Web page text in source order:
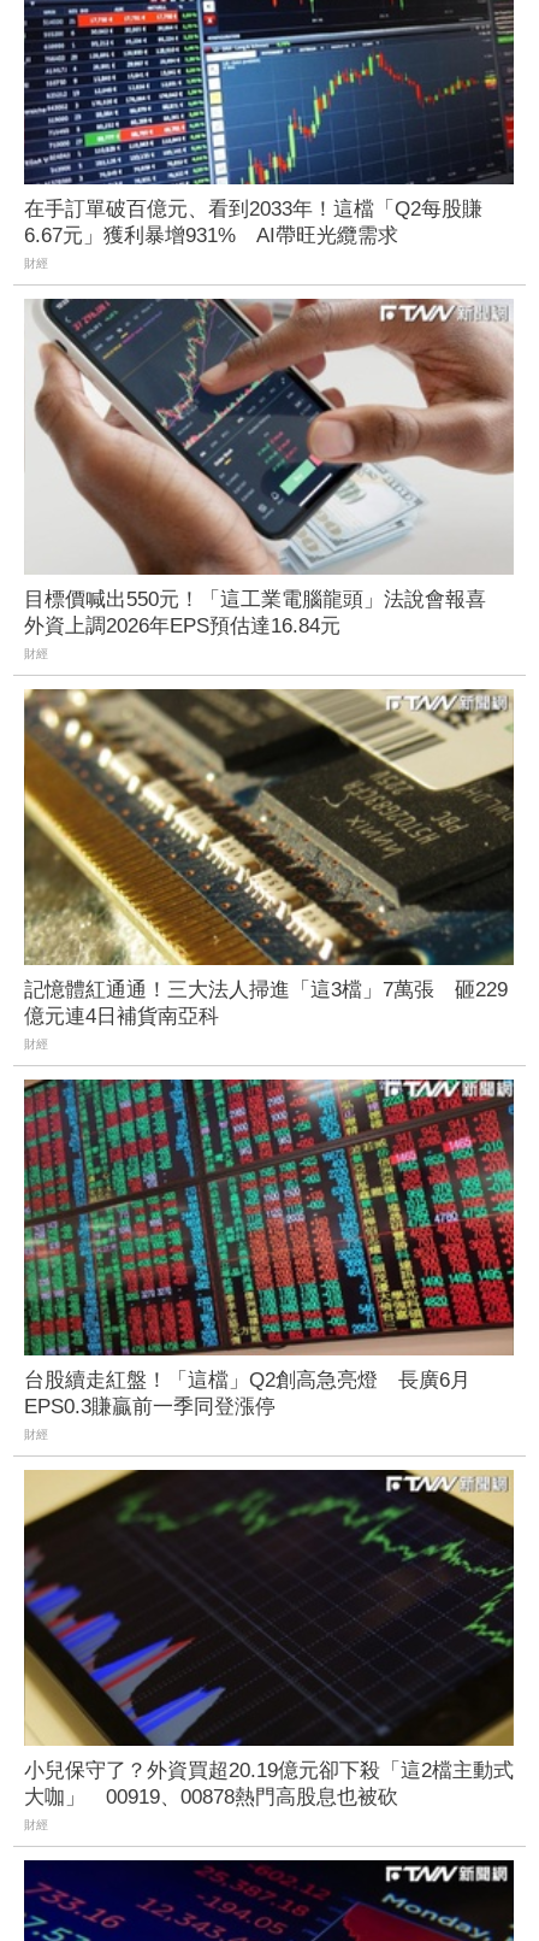
在手訂單破百億元、看到2033年！這檔「Q2每股賺
6.67元」獲利暴增931% AI帶旺光纜需求
財經
目標價喊出550元！「這工業電腦龍頭」法說會報喜
外資上調2026年EPS預估達16.84元
財經
記憶體紅通通！三大法人掃進「這3檔」7萬張 砸229
億元連4日補貨南亞科
財經
台股續走紅盤！「這檔」Q2創高急亮燈 長廣6月
EPS0.3賺贏前一季同登漲停
財經
小兒保守了？外資買超20.19億元卻下殺「這2檔主動式
大咖」 00919、00878熱門高股息也被砍
財經